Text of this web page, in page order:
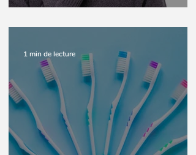
1 min de lecture